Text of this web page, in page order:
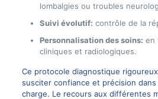
lombalgies ou troubles
Suivi évolutif: contrôle de la
Personnalisation des soins: en
cliniques et radiologiques.
Ce protocole diagnostique
susciter confiance et précision
charge. Le recours aux différentes